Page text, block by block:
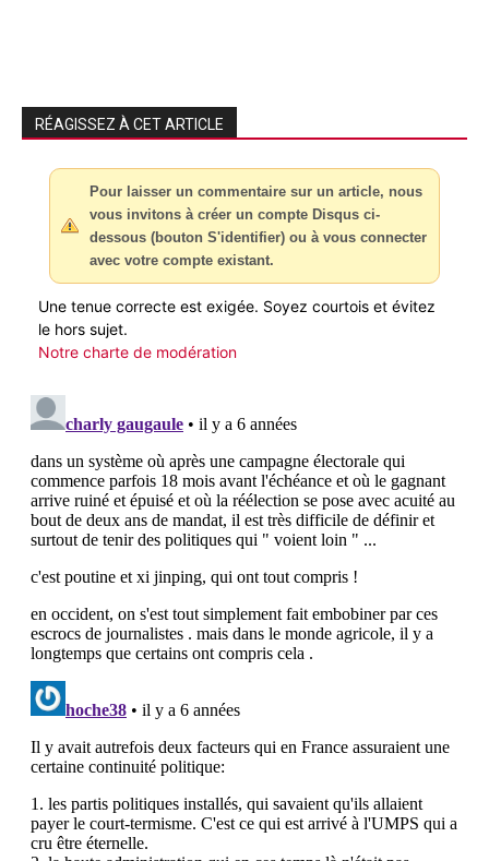
RÉAGISSEZ À CET ARTICLE
Pour laisser un commentaire sur un article, nous
vous invitons à créer un compte Disqus ci-
dessous (bouton S'identifier) ou à vous connecter
avec votre compte existant.
Une tenue correcte est exigée. Soyez courtois et évitez
le hors sujet.
Notre charte de modération